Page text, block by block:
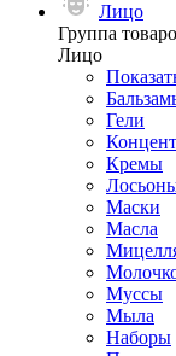
Лицо
Группа
Лицо
Гели
Кремы
Маски
Масла
Муссы
Мыла
Наборы